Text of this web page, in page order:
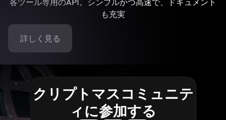
各ツール専用のAPI。シンプルかつ高速で、ドキュメント
も充実
詳しく見る
クリプトマスコミュニテ
ィに参加する